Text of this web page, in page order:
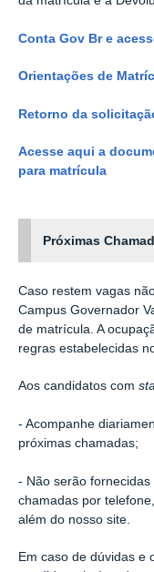
Conta Gov Br e
Orientações de
Retorno da
Acesse aqui a
para matrícula
Próximas
Caso restem vagas
Campus Governador
de matrícula. A
regras estabelecidas
Aos candidatos com
- Acompanhe
próximas chamadas;
- Não serão
chamadas por
além do nosso site.
Em caso de dúvidas e